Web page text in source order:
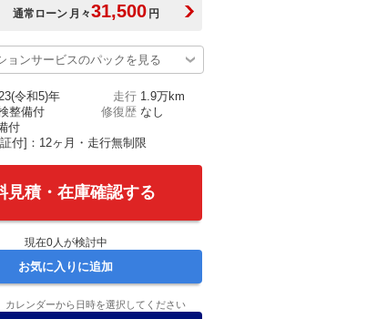
通常ローン 月々31,500 円
ョンサービスのパックを見る
令和5)年 走行 1.9万km
整備付 修復歴 なし
付
付]：12ヶ月・走行無制限
見積・在庫確認する
現在0人が検討中
お気に入りに追加
カレンダーから日時を選択してください